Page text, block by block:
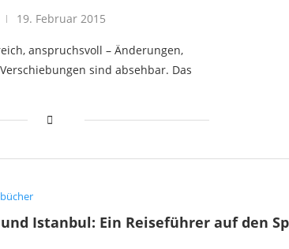
19. Februar 2015
anspruchsvoll – Änderungen,
sind absehbar. Das
Istanbul: Ein Reiseführer auf den